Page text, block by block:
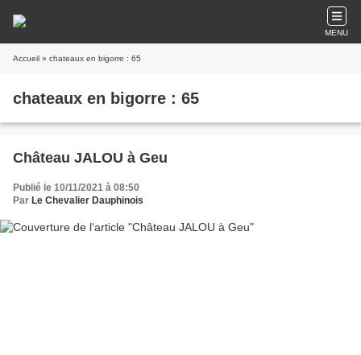
MENU
Accueil » chateaux en bigorre : 65
chateaux en bigorre : 65
Château JALOU à Geu
Publié le 10/11/2021 à 08:50
Par Le Chevalier Dauphinois